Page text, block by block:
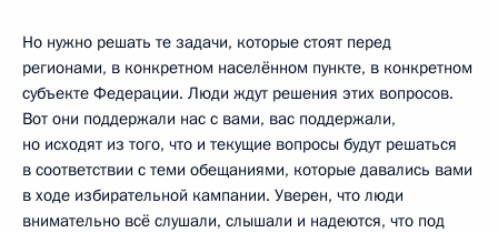
Но нужно решать те задачи, которые стоят перед
регионами, в конкретном населённом пункте, в конкретном
субъекте Федерации. Люди ждут решения этих вопросов.
Вот они поддержали нас с вами, вас поддержали,
но исходят из того, что и текущие вопросы будут решаться
в соответствии с теми обещаниями, которые давались вами
в ходе избирательной кампании. Уверен, что люди
внимательно всё слушали, слышали и надеются, что под